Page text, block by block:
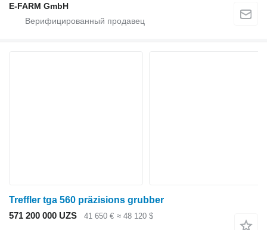
E-FARM GmbH
Treffler tga 560 präzisions grubber
571 200 000 UZS
41 650 € ≈ 48 120 $